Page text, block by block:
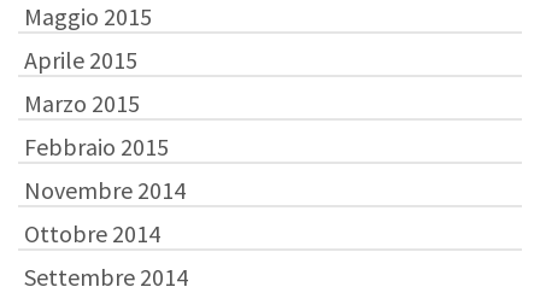
Maggio 2015
Aprile 2015
Marzo 2015
Febbraio 2015
Novembre 2014
Ottobre 2014
Settembre 2014